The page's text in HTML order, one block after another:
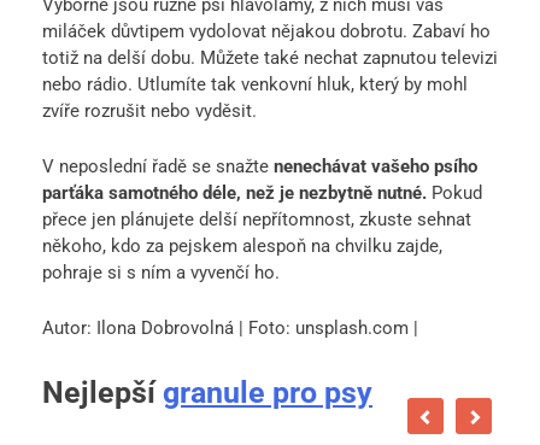
Výborné jsou různé psí hlavolamy, z nich musí váš
miláček důvtipem vydolovat nějakou dobrotu. Zabaví ho
totiž na delší dobu. Můžete také nechat zapnutou televizi
nebo rádio. Utlumíte tak venkovní hluk, který by mohl
zvíře rozrušit nebo vyděsit.
V neposlední řadě se snažte nenechávat vašeho psího
parťáka samotného déle, než je nezbytně nutné. Pokud
přece jen plánujete delší nepřítomnost, zkuste sehnat
někoho, kdo za pejskem alespoň na chvilku zajde,
pohraje si s ním a vyvenčí ho.
Autor: Ilona Dobrovolná | Foto: unsplash.com |
Nejlepšígranule pro psy